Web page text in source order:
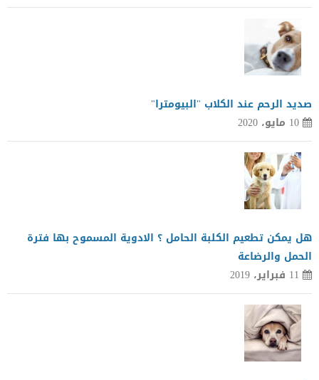
صديد الرحم عند الكلاب "البيومترا"
10 مايو، 2020
هل يمكن تطعيم الكلبة الحامل ؟ الادوية المسموح بها فترة
الحمل والرضاعة
11 فبراير، 2019